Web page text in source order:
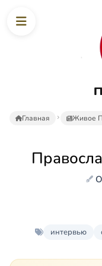
Главная Живое
интервью